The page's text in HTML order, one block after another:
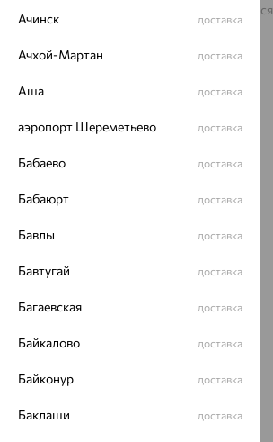
На информационном ресурсе применяются
рекомендательные технологии
ОГРН 1044800168379
Политика конфеденциальности
Разработка сайта —
Ачинск доставка
Ачхой-Мартан доставка
Аша доставка
аэропорт Шереметьево доставка
Бабаево доставка
Бабаюрт доставка
Бавлы доставка
Бавтугай доставка
Багаевская доставка
Байкалово доставка
Байконур доставка
Баклаши доставка